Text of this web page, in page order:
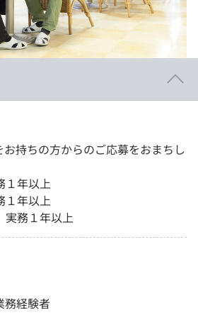
持ちの方からのご応募をおまちし
１年以上
１年以上
務１年以上
務経験者